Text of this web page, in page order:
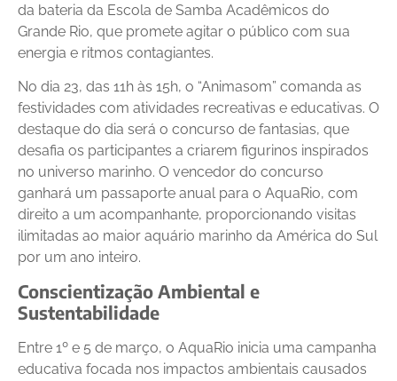
da bateria da Escola de Samba Acadêmicos do
Grande Rio, que promete agitar o público com sua
energia e ritmos contagiantes.
No dia 23, das 11h às 15h, o “Animasom” comanda as
festividades com atividades recreativas e educativas. O
destaque do dia será o concurso de fantasias, que
desafia os participantes a criarem figurinos inspirados
no universo marinho. O vencedor do concurso
ganhará um passaporte anual para o AquaRio, com
direito a um acompanhante, proporcionando visitas
ilimitadas ao maior aquário marinho da América do Sul
por um ano inteiro.
Conscientização Ambiental e
Sustentabilidade
Entre 1º e 5 de março, o AquaRio inicia uma campanha
educativa focada nos impactos ambientais causados